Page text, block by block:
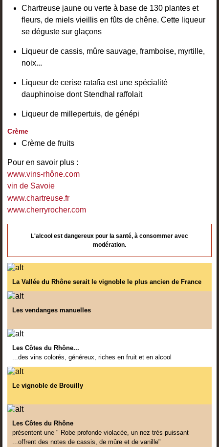
Chartreuse jaune ou verte à base de 130 plantes et
fleurs, de miels vieillis en fûts de chêne. Cette liqueur
se déguste sur glaçons
Liqueur de cassis, mûre sauvage, framboise, myrtille,
noix...
Liqueur de cerise ratafia est une spécialité
dauphinoise dont Stendhal raffolait
Liqueur de millepertuis, de génépi
Crème
Crème de fruits
Pour en savoir plus :
www.vins-rhône.com
vin de Savoie
www.chartreuse.fr
www.cherryrocher.com
L'alcool est dangereux pour la santé, à consommer avec
modération.
La Vallée du Rhône serait le vignoble le plus ancien de France
Les vendanges manuelles
Les Côtes du Rhône...
...des vins colorés, généreux, riches en fruit et en alcool
Le vignoble de Brouilly
Les Côtes du Rhône
présentent une " Robe profonde violacée, un nez très puissant
...offrent des notes de cassis, de mûre et de vanille"